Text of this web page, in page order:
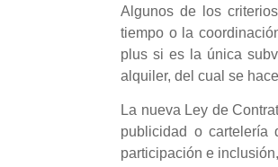
Algunos de los
tiempo o la
plus si es la única
alquiler, del cual se
La nueva Ley de
publicidad o cartelería
participación e